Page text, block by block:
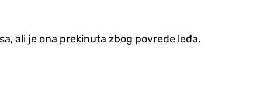
ali je ona prekinuta zbog povrede leđa.